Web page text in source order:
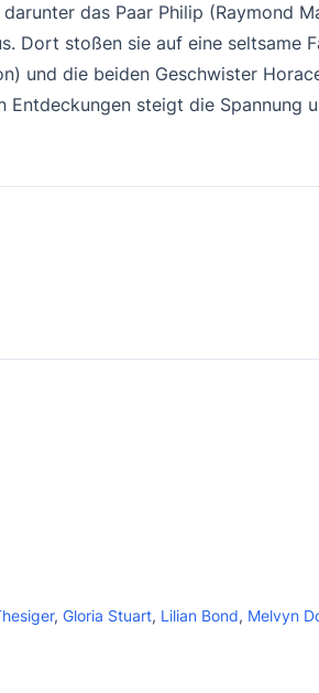
das Paar Philip (Raymond
Dort stoßen sie auf eine seltsame
und die beiden Geschwister
steigt die Spannung
, Gloria Stuart, Lilian Bond, Melvyn